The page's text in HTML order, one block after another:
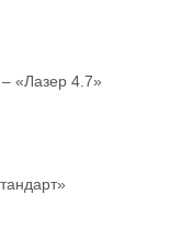
4.7»